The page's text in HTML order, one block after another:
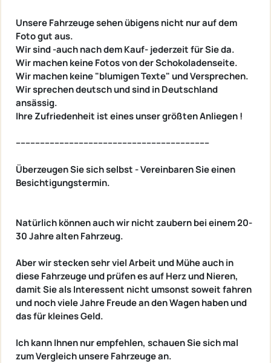
Unsere Fahrzeuge sehen übigens nicht nur auf dem
Foto gut aus.
Wir sind -auch nach dem Kauf- jederzeit für Sie da.
Wir machen keine Fotos von der Schokoladenseite.
Wir machen keine "blumigen Texte" und Versprechen.
Wir sprechen deutsch und sind in Deutschland
ansässig.
Ihre Zufriedenheit ist eines unser größten Anliegen !
--------------------------------------------------------------------------------
Überzeugen Sie sich selbst - Vereinbaren Sie einen
Besichtigungstermin.
Natürlich können auch wir nicht zaubern bei einem 20-
30 Jahre alten Fahrzeug.
Aber wir stecken sehr viel Arbeit und Mühe auch in
diese Fahrzeuge und prüfen es auf Herz und Nieren,
damit Sie als Interessent nicht umsonst soweit fahren
und noch viele Jahre Freude an den Wagen haben und
das für kleines Geld.
Ich kann Ihnen nur empfehlen, schauen Sie sich mal
zum Vergleich unsere Fahrzeuge an.